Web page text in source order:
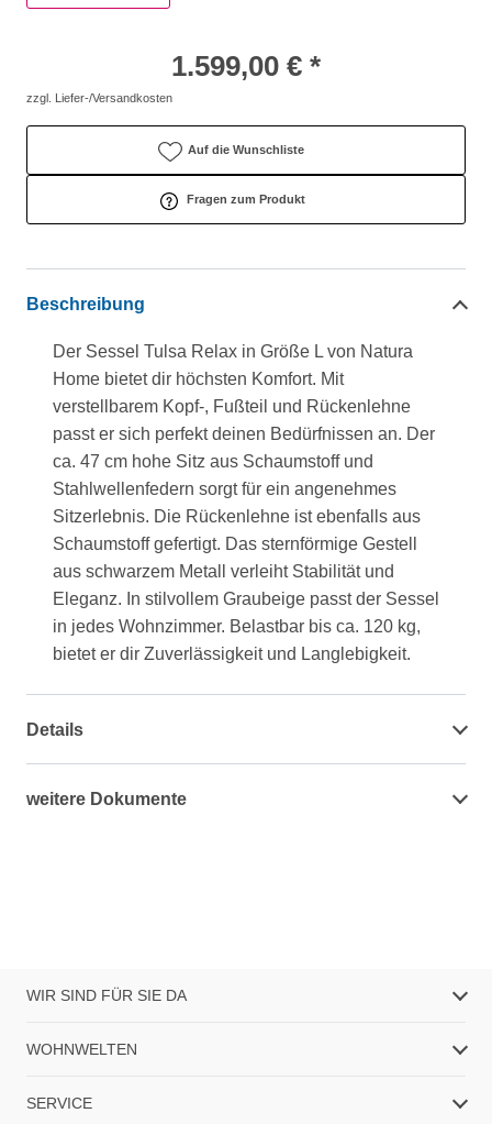
1.599,00 € *
zzgl. Liefer-/Versandkosten
Auf die Wunschliste
Fragen zum Produkt
Beschreibung
Der Sessel Tulsa Relax in Größe L von Natura
Home bietet dir höchsten Komfort. Mit
verstellbarem Kopf-, Fußteil und Rückenlehne
passt er sich perfekt deinen Bedürfnissen an. Der
ca. 47 cm hohe Sitz aus Schaumstoff und
Stahlwellenfedern sorgt für ein angenehmes
Sitzerlebnis. Die Rückenlehne ist ebenfalls aus
Schaumstoff gefertigt. Das sternförmige Gestell
aus schwarzem Metall verleiht Stabilität und
Eleganz. In stilvollem Graubeige passt der Sessel
in jedes Wohnzimmer. Belastbar bis ca. 120 kg,
bietet er dir Zuverlässigkeit und Langlebigkeit.
Details
weitere Dokumente
WIR SIND FÜR SIE DA
WOHNWELTEN
SERVICE